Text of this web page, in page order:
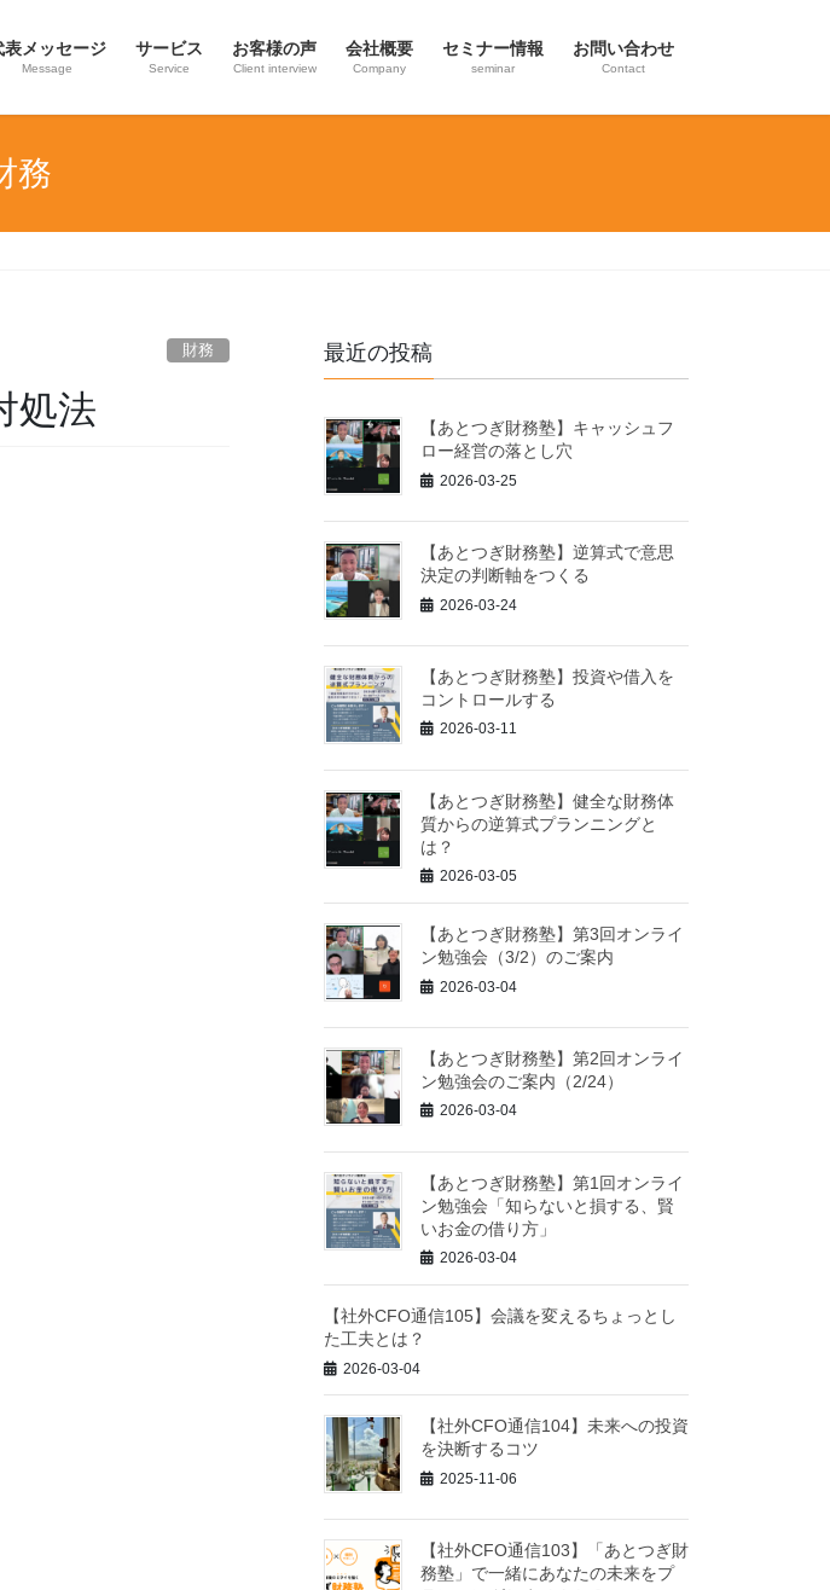
表メッセージ
Message
サービス
Service
お客様の声
Client interview
会社概要
Company
セミナー情報
seminar
お問い合わせ
Contact
務
財務
処法
最近の投稿
【あとつぎ財務塾】キャッシュフ
ロー経営の落とし穴
2026-03-25
【あとつぎ財務塾】逆算式で意思
決定の判断軸をつくる
2026-03-24
【あとつぎ財務塾】投資や借入を
コントロールする
2026-03-11
【あとつぎ財務塾】健全な財務体
質からの逆算式プランニングと
は？
2026-03-05
【あとつぎ財務塾】第3回オンライ
ン勉強会（3/2）のご案内
2026-03-04
【あとつぎ財務塾】第2回オンライ
ン勉強会のご案内（2/24）
2026-03-04
【あとつぎ財務塾】第1回オンライ
ン勉強会「知らないと損する、賢
いお金の借り方」
2026-03-04
【社外CFO通信105】会議を変えるちょっとし
た工夫とは？
2026-03-04
【社外CFO通信104】未来への投資
を決断するコツ
2025-11-06
【社外CFO通信103】「あとつぎ財
務塾」で一緒にあなたの未来をプ